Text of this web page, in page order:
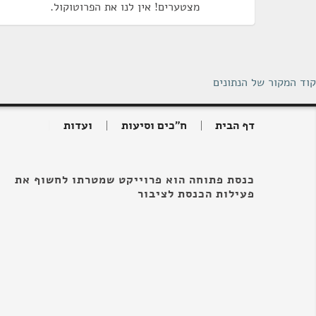
מצטערים! אין לנו את הפרוטוקול.
קוד המקור של הנתונים
דף הבית ח"כים וסיעות ועדות
כנסת פתוחה הוא פרוייקט שמטרתו לחשוף את
פעילות הכנסת לציבור